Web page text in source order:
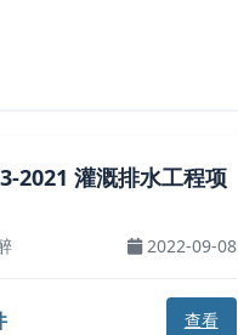
2021 灌溉排水工程项
2022-09-08
查看